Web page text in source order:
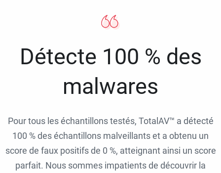
Détecte 100 % des
malwares
Pour tous les échantillons testés, TotalAV™ a détecté
100 % des échantillons malveillants et a obtenu un
score de faux positifs de 0 %, atteignant ainsi un score
parfait. Nous sommes impatients de découvrir la